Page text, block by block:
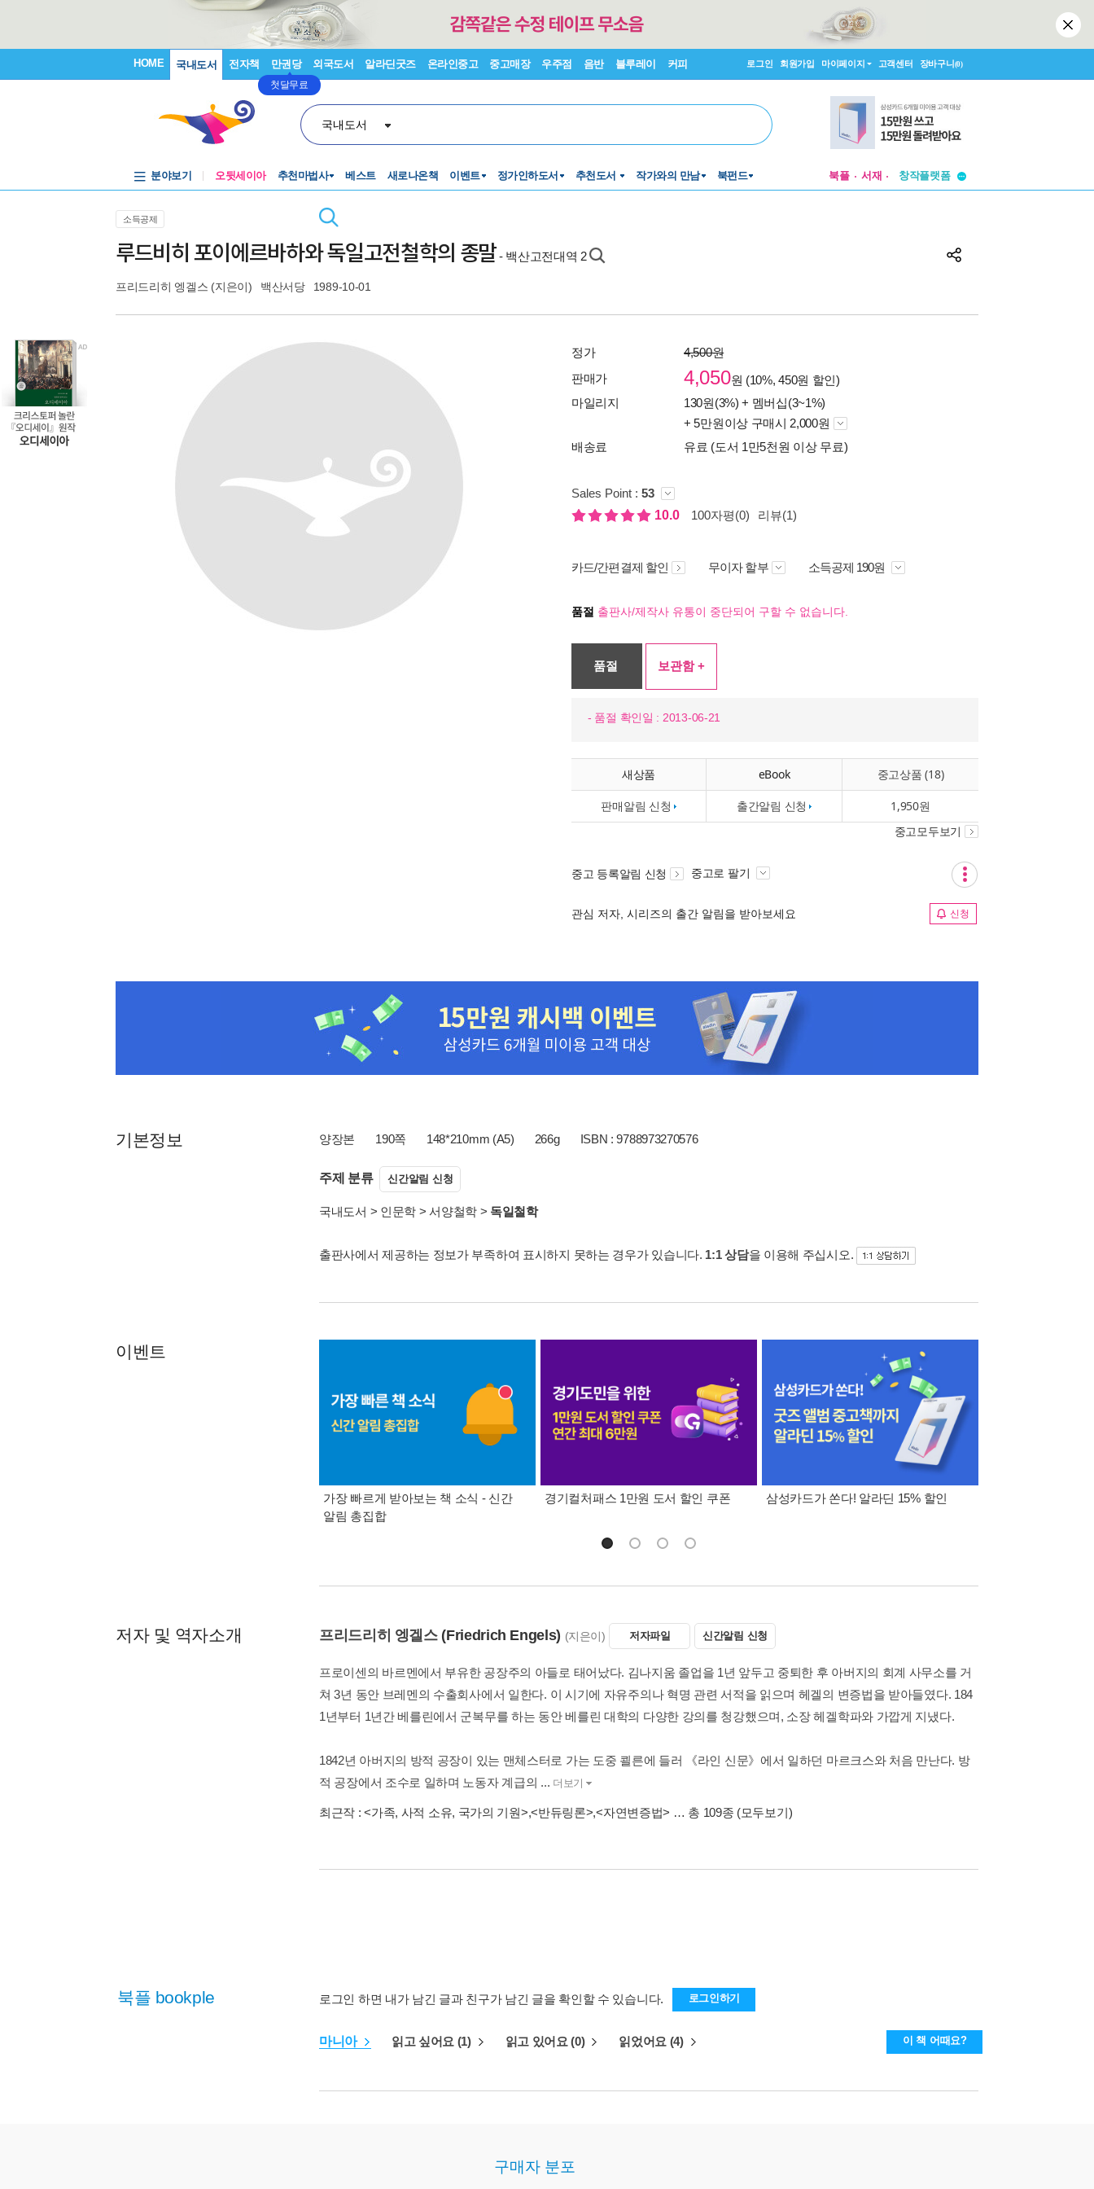
HOME 국내도서 전자책 만권당
첫달무료
외국도서 알라딘굿즈 온라인중고 중고매장 우주점 음반 블루레이 커피 로그인 회원가입 마이페이지 고객센터 장바구니(0)
국내도서
분야보기 오뒷세이아 추천마법사 베스트 새로나온책 이벤트 정가인하도서 추천도서 작가와의 만남 북펀드 북플 서재
창작플랫폼
소득공제
루드비히 포이에르바하와 독일고전철학의 종말- 백산고전대역 2
프리드리히 엥겔스 (지은이) 백산서당 1989-10-01
정가
4,500원
판매가
4,050원 (10%, 450원 할인)
마일리지
130원(3%) + 멤버십(3~1%)
+ 5만원이상 구매시 2,000원
배송료
유료 (도서 1만5천원 이상 무료)
Sales Point : 53
10.0
100자평(0) 리뷰(1)
카드/간편결제 할인 무이자 할부 소득공제 190원
품절 출판사/제작사 유통이 중단되어 구할 수 없습니다.
품절 보관함 +
- 품절 확인일 : 2013-06-21
새상품 eBook 중고상품 (18)
판매알림 신청 출간알림 신청 1,950원
중고모두보기
중고 등록알림 신청 중고로 팔기
관심 저자, 시리즈의 출간 알림을 받아보세요 신청
기본정보 양장본 190쪽 148*210mm (A5) 266g ISBN : 9788973270576
주제 분류 신간알림 신청
국내도서 > 인문학 >서양철학> 독일철학
출판사에서 제공하는 정보가 부족하여 표시하지 못하는 경우가 있습니다. 1:1 상담을 이용해 주십시오.
이벤트
가장 빠르게 받아보는 책 소식 - 신간
알림 총집합
경기컬처패스 1만원 도서 할인 쿠폰 삼성카드가 쏜다! 알라딘 15% 할인
저자 및 역자소개 프리드리히 엥겔스(Friedrich Engels) (지은이) 저자파일 신간알림 신청
프로이센의 바르멘에서 부유한 공장주의 아들로 태어났다. 김나지움 졸업을 1년 앞두고 중퇴한 후 아버지의 회계 사무소를 거
쳐 3년 동안 브레멘의 수출회사에서 일한다. 이 시기에 자유주의나 혁명 관련 서적을 읽으며 헤겔의 변증법을 받아들였다. 184
1년부터 1년간 베를린에서 군복무를 하는 동안 베를린 대학의 다양한 강의를 청강했으며, 소장 헤겔학파와 가깝게 지냈다.
1842년 아버지의 방적 공장이 있는 맨체스터로 가는 도중 쾰른에 들러 《라인 신문》에서 일하던 마르크스와 처음 만난다. 방
적 공장에서 조수로 일하며 노동자 계급의 ... 더보기
최근작 :<가족, 사적 소유, 국가의 기원>,<반듀링론>,<자연변증법> … 총 109종 (모두보기)
북플 bookple 로그인 하면 내가 남긴 글과 친구가 남긴 글을 확인할 수 있습니다. 로그인하기
마니아 읽고 싶어요 (1) 읽고 있어요 (0) 읽었어요 (4) 이 책 어때요?
구매자 분포